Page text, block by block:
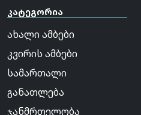
კატეგორია
ახალი ამბები
კვირის ამბები
სამართალი
განათლება
ჯანმრთელობა